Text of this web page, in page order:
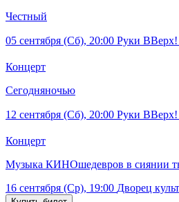
Честный
05 сентября (Сб), 20:00 Руки ВВерх!
Концерт
Сегодняночью
12 сентября (Сб), 20:00 Руки ВВерх!
Концерт
Музыка КИНОшедевров в сиянии
16 сентября (Ср), 19:00 Дворец